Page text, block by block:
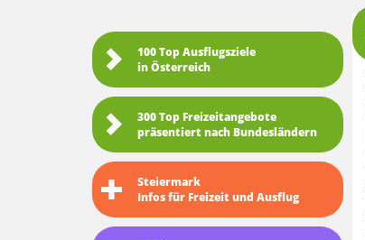
100 Top Ausflugsziele
in Österreich
300 Top Freizeitangebote
präsentiert nach Bundesländern
Steiermark
Infos für Freizeit und Ausflug